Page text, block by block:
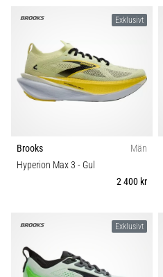
Exklusivt
Brooks
Män
Hyperion Max 3 - Gul
2 400 kr
Exklusivt